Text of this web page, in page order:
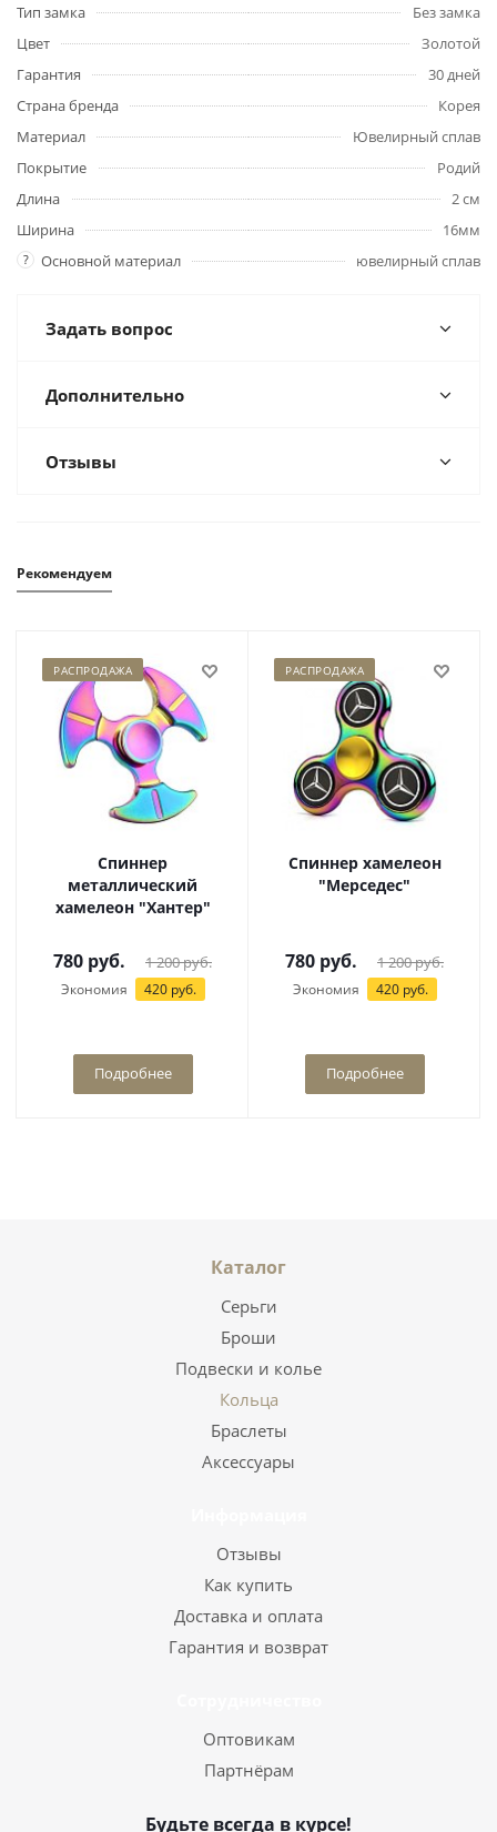
Тип замка
Без замка
Цвет
Золотой
Гарантия
30 дней
Страна бренда
Корея
Материал
Ювелирный сплав
Покрытие
Родий
Длина
2 см
Ширина
16мм
? Основной материал ювелирный сплав
Задать вопрос
Дополнительно
Отзывы
Рекомендуем
РАСПРОДАЖА
Спиннер
металлический
хамелеон "Хантер"
780 руб. 1 200руб.
Экономия 420руб.
Подробнее
РАСПРОДАЖА
Спиннер хамелеон
"Мерседес"
780 руб. 1 200руб.
Экономия 420руб.
Подробнее
Каталог
Серьги
Броши
Подвески и колье
Кольца
Браслеты
Аксессуары
Отзывы
Как купить
Доставка и оплата
Гарантия и возврат
Оптовикам
Партнёрам
Будьте всегда в курсе!